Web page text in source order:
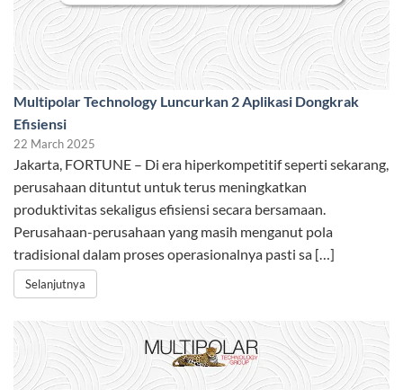
Multipolar Technology Luncurkan 2 Aplikasi Dongkrak
Efisiensi
22 March 2025
Jakarta, FORTUNE – Di era hiperkompetitif seperti sekarang,
perusahaan dituntut untuk terus meningkatkan
produktivitas sekaligus efisiensi secara bersamaan.
Perusahaan-perusahaan yang masih menganut pola
tradisional dalam proses operasionalnya pasti sa […]
Selanjutnya